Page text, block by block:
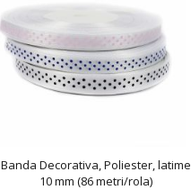
Banda Decorativa, Poliester, latime
10 mm (86 metri/rola)